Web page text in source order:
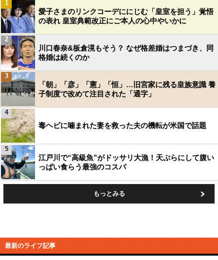
愛子さまのリンクコーデににじむ「皇室を担う」覚悟
の表れ 皇室典範改正にご本人の心中やいかに
1
川口春奈&板倉滉もそう？ なぜ格差婚はつまづき、同
格婚は続くのか
2
「朝」「彦」「憲」「恒」…旧宮家に残る皇族意識 養
子制度で改めて注目された「通字」
3
毒ヘビに噛まれた妻を救った夫の機転が米国で話題
4
江戸川で“高級魚”がドッサリ大漁！天ぷらにして腹い
っぱい食らう最強のコスパ
5
もっとみる
最新のライフ記事